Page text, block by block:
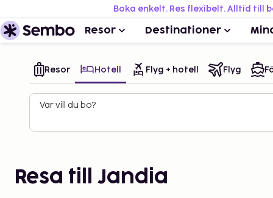
Boka enkelt. Res flexibelt. Alltid till
Resor Destinationer
Resor Hotell Flyg + hotell Flyg
Var vill du bo?
Resa till Jandia